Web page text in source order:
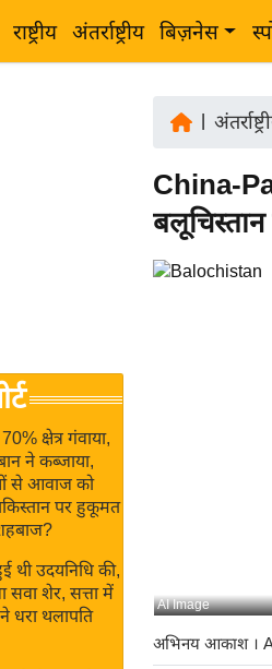
राष्ट्रीय अंतर्राष्ट्रीय बिज़नेस
क्षेत्र गंवाया,
ने कब्जाया,
से आवाज को
पर हुकूमत
थी उदयनिधि की,
सवा शेर, सत्ता में
धरा थलापति
China-
AI Image
अभिनय आकाश।